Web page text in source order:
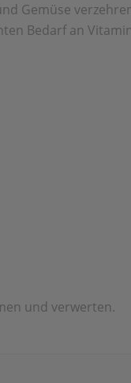
Gemüse
Bedarf an
und verwerten.